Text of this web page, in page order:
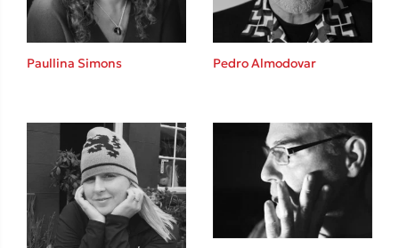
Paullina Simons Pedro Almodovar